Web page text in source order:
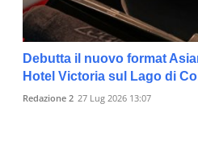
Debutta il nuovo format
Hotel Victoria sul Lago di
Redazione 2 27 Lug 2026 13:07